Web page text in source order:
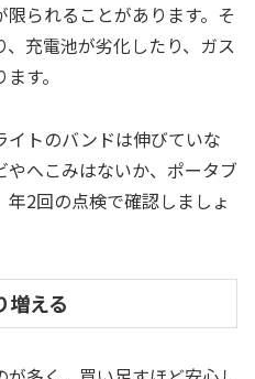
られることがあります。そ
充電池が劣化したり、ガス
す。
イトのバンドは伸びていな
やへこみはないか、ポータブ
2回の点検で確認しましょ
増える